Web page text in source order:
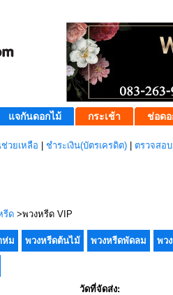
แจกันดอกไม้ กระเช้า ช่อดอ
วยเหลือ ชำระเงิน(บัตรเครดิต) ตรวจสอ
รีด >พวงหรีด VIP
ห่ม พวงหรีดต้นไม้ พวงหรีดพัดลม พว
วัดที่จัดส่ง: